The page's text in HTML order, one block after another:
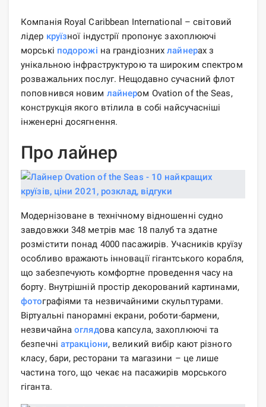
Компанія Royal Caribbean International – світовий
лідер круїзної індустрії пропонує захоплюючі
морські подорожі на грандіознихлайнерах з
унікальною інфраструктурою та широким спектром
розважальних послуг. Нещодавно сучасний флот
поповнився новим лайнером Ovation of the Seas,
конструкція якого втілила в собі найсучасніші
інженерні досягнення.
Про лайнер
Модернізоване в технічному відношенні судно
завдовжки 348 метрів має 18 палуб та здатне
розмістити понад 4000 пасажирів. Учасників круїзу
особливо вражають інновації гігантського корабля,
що забезпечують комфортне проведення часу на
борту. Внутрішній простір декорований картинами,
фотографіями та незвичайними скульптурами.
Віртуальні панорамні екрани, роботи-бармени,
незвичайнаоглядова капсула, захоплюючі та
безпечні атракціони, великий вибір кают різного
класу, бари, ресторани та магазини – це лише
частина того, що чекає на пасажирів морського
гіганта.